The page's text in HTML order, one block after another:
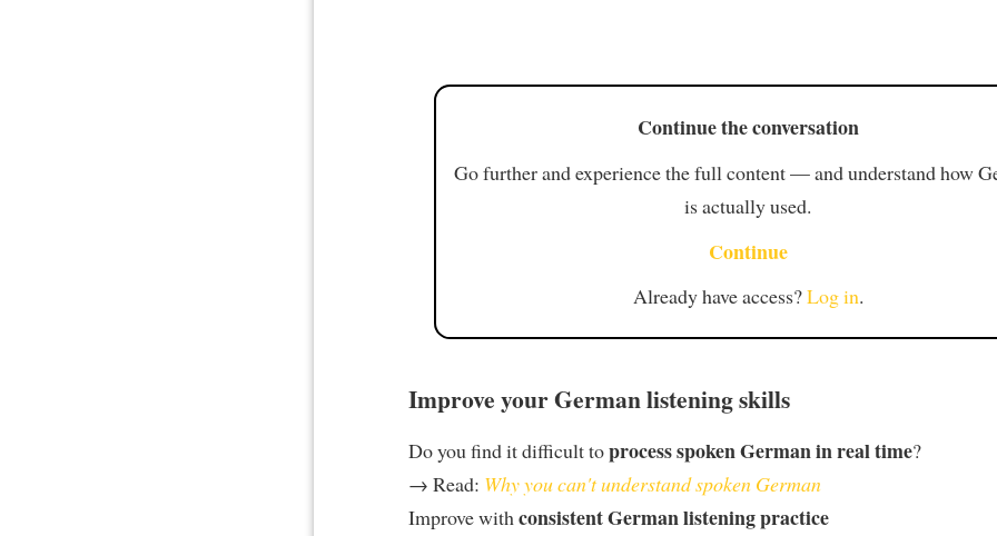
Continue the conversation
Go further and experience the full content — and understand how
is actually used.
Continue
Already have access?Log in.
Improve your German listening skills
Do you find it difficult toprocess spoken German in real time?
→ Read: Why you can't understand spoken German
Improve with consistent German listening practice